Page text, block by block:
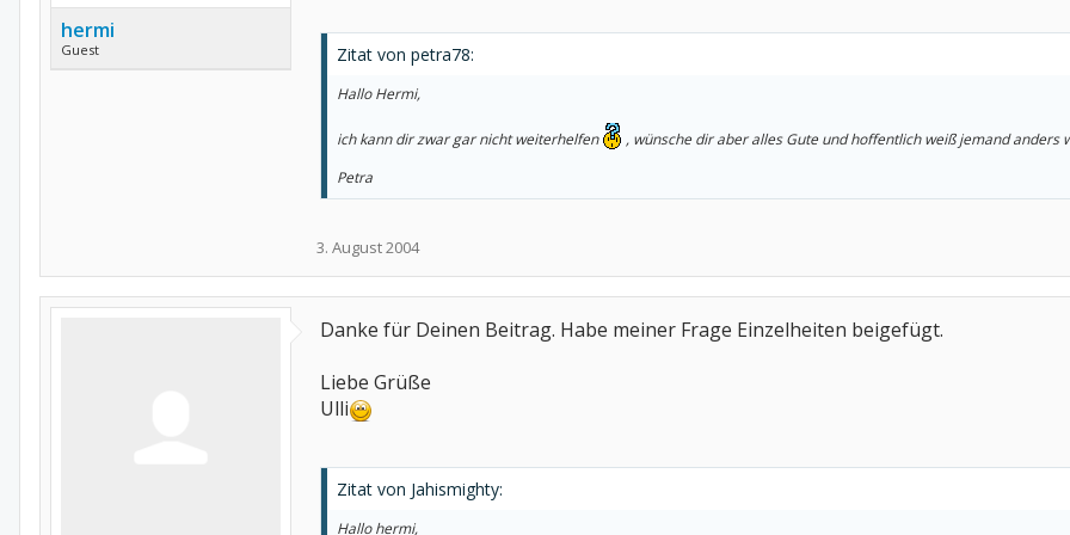
hermi
Guest Zitat von petra78:
Hallo Hermi,
ich kann dir zwar gar nicht weiterhelfen
, wünsche dir aber alles Gute und hoffentlich weiß jemand anders
Petra
3. August 2004
Danke für Deinen Beitrag. Habe meiner Frage Einzelheiten beigefügt.
Liebe Grüße
Ulli
Zitat von Jahismighty:
Hallo hermi,